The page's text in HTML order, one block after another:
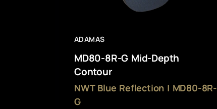
ADAMAS
MD80-8R-G Mid-Depth
Contour
NWT Blue Reflection | MD80-8R-
G